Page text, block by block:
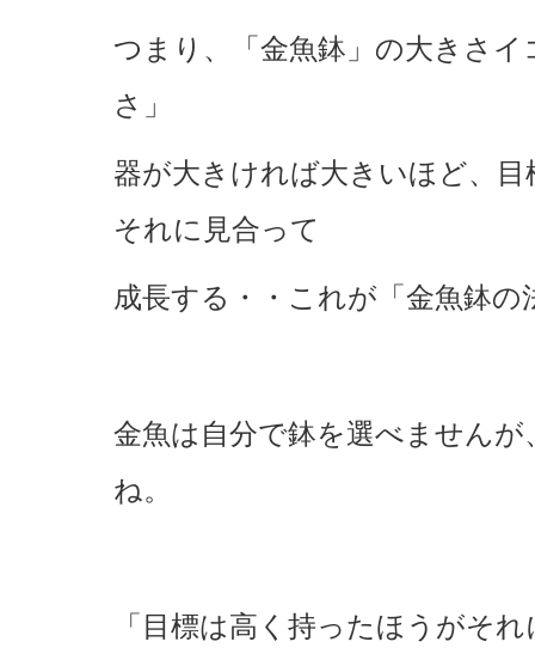
つまり、「金魚鉢」の大きさ
さ」
器が大きければ大きいほど、
それに見合って
成長する・・これが「金魚鉢
金魚は自分で鉢を選べません
ね。
「目標は高く持ったほうがそ